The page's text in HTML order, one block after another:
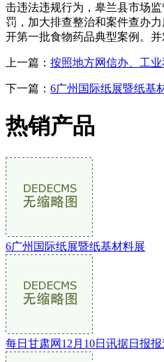
击违法违规行为，皋兰县市场
罚，加大排查整治和案件查办
开第一批食物药品典型案例。
上一篇： 按照地方网信办、工
下一篇： 6广州国际纸展暨纸基
热销产品
6广州国际纸展暨纸基材料展
每日甘肃网12月10日讯据日报